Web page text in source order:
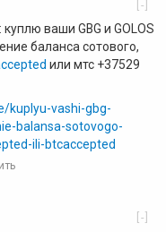
[-]
ваши GBG и GOLOS
баланса сотового,
или мтс +37529
kuplyu-vashi-gbg-
balansa-sotovogo-
ili-btcaccepted
[-]